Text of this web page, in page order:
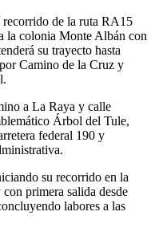
de la ruta RA15
la colonia Monte Albán con
su trayecto hasta
Camino de la Cruz y
a La Raya y calle
Árbol del Tule,
federal 190 y
su recorrido en la
primera salida desde
labores a las